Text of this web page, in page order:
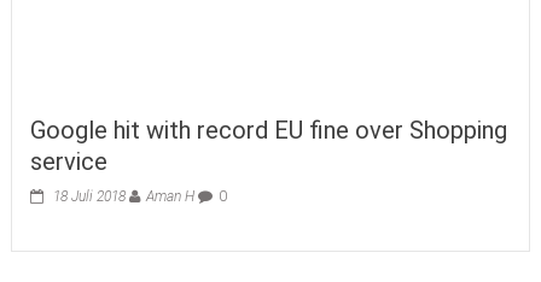
Google hit with record EU fine over Shopping
service
18 Juli 2018 Aman H 0